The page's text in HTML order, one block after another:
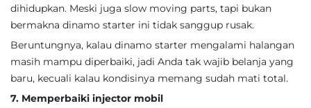
dihidupkan. Meski juga slow moving parts, tapi bukan
bermakna dinamo starter ini tidak sanggup rusak.
Beruntungnya, kalau dinamo starter mengalami halangan
masih mampu diperbaiki, jadi Anda tak wajib belanja yang
baru, kecuali kalau kondisinya memang sudah mati total.
7. Memperbaiki injector mobil